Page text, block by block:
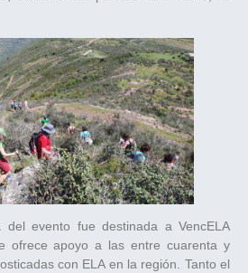
del evento fue destinada a VencELA
ofrece apoyo a las entre cuarenta y
con ELA en la región. Tanto el